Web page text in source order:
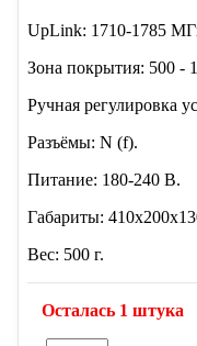
UpLink: 1710-1785
Зона покрытия: 500 -
Ручная регулировка
Разъёмы: N (f).
Питание: 180-240 В.
Габариты:
Вес: 500 г.
Осталась 1 штука